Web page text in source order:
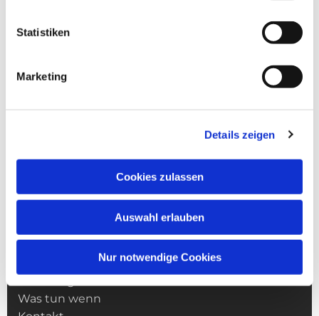
Statistiken
Marketing
Details zeigen
Cookies zulassen
Auswahl erlauben
Nur notwendige Cookies
Pfarrei St. Martin
Veranstaltungen & Angebote
Was tun wenn